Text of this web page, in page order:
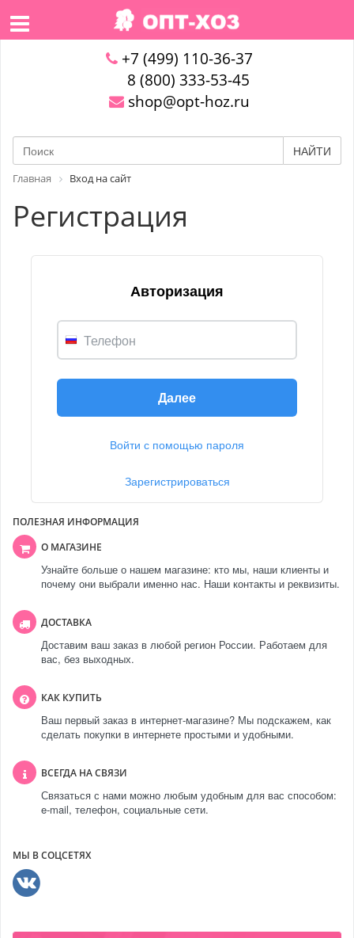
+7 (499) 110-36-37
8 (800) 333-53-45
shop@opt-hoz.ru
НАЙТИ
Главная Вход на сайт
Регистрация
Авторизация
Телефон
Далее
Войти с помощью пароля
Зарегистрироваться
ПОЛЕЗНАЯ ИНФОРМАЦИЯ
О МАГАЗИНЕ
Узнайте больше о нашем магазине: кто мы, наши клиенты и
почему они выбрали именно нас. Наши контакты и реквизиты.
ДОСТАВКА
Доставим ваш заказ в любой регион России. Работаем для
вас, без выходных.
КАК КУПИТЬ
Ваш первый заказ в интернет-магазине? Мы подскажем, как
сделать покупки в интернете простыми и удобными.
ВСЕГДА НА СВЯЗИ
Связаться с нами можно любым удобным для вас способом:
e-mail, телефон, социальные сети.
МЫ В СОЦСЕТЯХ